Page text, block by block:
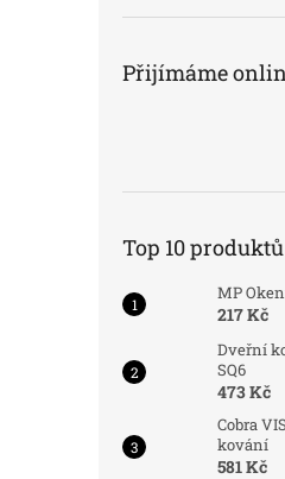
Přijímáme
Top 10 produktů
MP
217 Kč
Dveřní
SQ6
473 Kč
Cobra
kování
581 Kč